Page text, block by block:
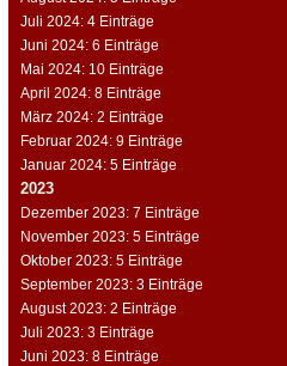
Juli 2024: 4 Einträge
Juni 2024: 6 Einträge
Mai 2024: 10 Einträge
April 2024: 8 Einträge
März 2024: 2 Einträge
Februar 2024: 9 Einträge
Januar 2024: 5 Einträge
2023
Dezember 2023: 7 Einträge
November 2023: 5 Einträge
Oktober 2023: 5 Einträge
September 2023: 3 Einträge
August 2023: 2 Einträge
Juli 2023: 3 Einträge
Juni 2023: 8 Einträge